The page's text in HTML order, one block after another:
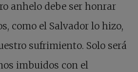
anhelo debe ser honrar
como el Salvador lo hizo,
sufrimiento. Solo será
imbuidos con el